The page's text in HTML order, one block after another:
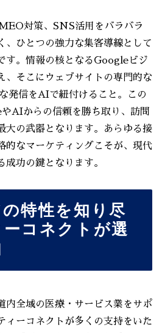
対策、SNS活用をバラバラ
、ひとつの強力な集客導線として
す。情報の核となるGoogleビジ
、そこにウェブサイトの専門的な
発信をAIで紐付けること。この
AIからの信頼を勝ち取り、訪問
大の武器となります。あらゆる接
的なマーケティングこそが、現代
成功の鍵となります。
特性を知り尽
コネクトが選
内全域の医療・サービス業をサポ
ィーコネクトが多くの支持をいた